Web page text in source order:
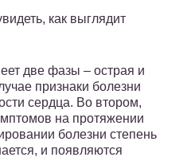
как выглядит
две фазы – острая и
признаки болезни
сердца. Во втором,
на протяжении
болезни степень
и появляются